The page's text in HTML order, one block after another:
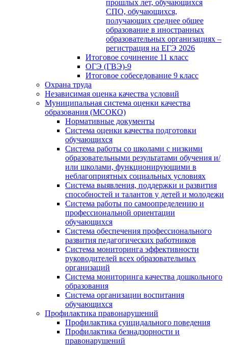
прошлых лет, обучающихся
СПО, обучающихся,
получающих среднее общее
образование в иностранных
образовательных организациях –
регистрация на ЕГЭ 2026
Итоговое сочинение 11 класс
ОГЭ (ГВЭ)-9
Итоговое собеседование 9 класс
Охрана труда
Независимая оценка качества условий
Муниципальная система оценки качества
образования (МСОКО)
Нормативные документы
Система оценки качества подготовки
обучающихся
Система работы со школами с низкими
образовательными результатами обучения и/
или школами, функционирующими в
неблагоприятных социальных условиях
Система выявления, поддержки и развития
способностей и талантов у детей и молодежи
Система работы по самоопределению и
профессиональной ориентации
обучающихся
Система обеспечения профессионального
развития педагогических работников
Система мониторинга эффективности
руководителей всех образовательных
организаций
Система мониторинга качества дошкольного
образования
Система организации воспитания
обучающихся
Профилактика правонарушений
Профилактика суицидального поведения
Профилактика безнадзорности и
правонарушений